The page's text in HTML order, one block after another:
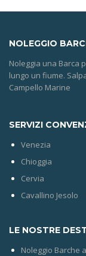
NOLEGGIO
Noleggia una Barca
lungo un fiume.
Campello Marine
SERVIZI
Venezia
Chioggia
Cervia
Cavallino Jesolo
LE NOSTRE
Noleggio Barche